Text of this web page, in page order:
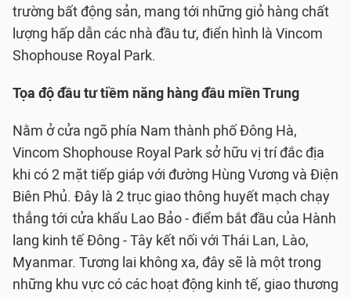
trường bất động sản, mang tới những giỏ hàng chất
lượng hấp dẫn các nhà đầu tư, điển hình là Vincom
Shophouse Royal Park.
Tọa độ đầu tư tiềm năng hàng đầu miền Trung
Nằm ở cửa ngõ phía Nam thành phố Đông Hà,
Vincom Shophouse Royal Park sở hữu vị trí đắc địa
khi có 2 mặt tiếp giáp với đường Hùng Vương và Điện
Biên Phủ. Đây là 2 trục giao thông huyết mạch chạy
thẳng tới cửa khẩu Lao Bảo - điểm bắt đầu của Hành
lang kinh tế Đông - Tây kết nối với Thái Lan, Lào,
Myanmar. Tương lai không xa, đây sẽ là một trong
những khu vực có các hoạt động kinh tế, giao thương